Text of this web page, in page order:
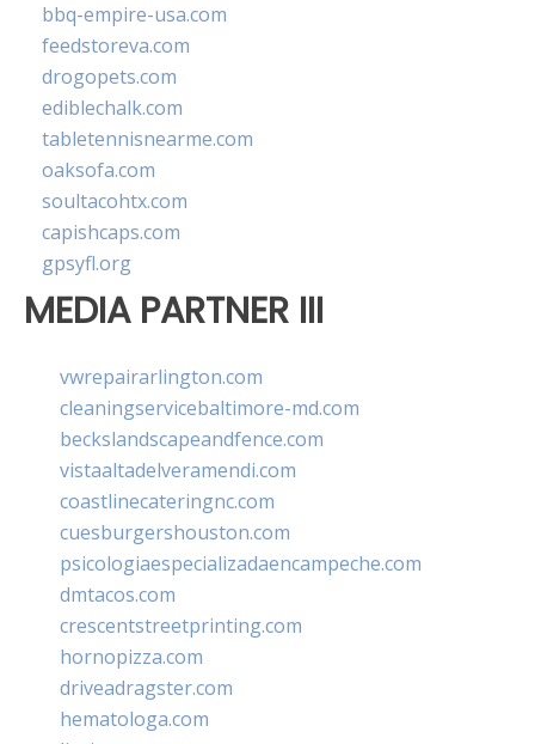
bbq-empire-usa.com
feedstoreva.com
drogopets.com
ediblechalk.com
tabletennisnearme.com
oaksofa.com
soultacohtx.com
capishcaps.com
gpsyfl.org
MEDIA PARTNER III
vwrepairarlington.com
cleaningservicebaltimore-md.com
beckslandscapeandfence.com
vistaaltadelveramendi.com
coastlinecateringnc.com
cuesburgershouston.com
psicologiaespecializadaencampeche.com
dmtacos.com
crescentstreetprinting.com
hornopizza.com
driveadragster.com
hematologa.com